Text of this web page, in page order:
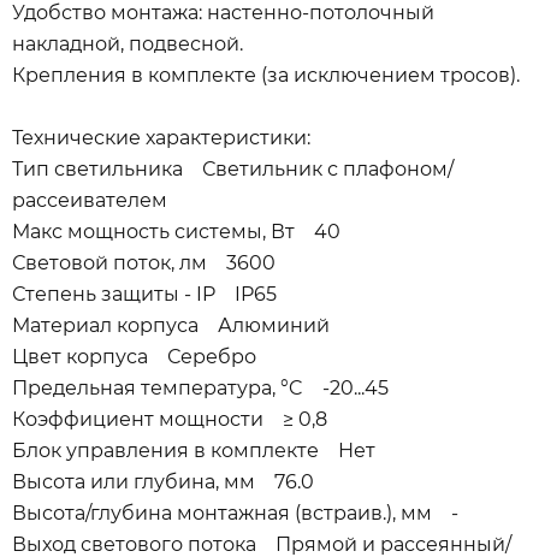
Удобство монтажа: настенно-потолочный
накладной, подвесной.
Крепления в комплекте (за исключением тросов).
Технические характеристики:
Тип светильника Светильник с плафоном/
рассеивателем
Макс мощность системы, Вт 40
Световой поток, лм 3600
Степень защиты - IP IP65
Материал корпуса Алюминий
Цвет корпуса Серебро
Предельная температура, °C -20...45
Коэффициент мощности ≥ 0,8
Блок управления в комплекте Нет
Высота или глубина, мм 76.0
Высота/глубина монтажная (встраив.), мм -
Выход светового потока Прямой и рассеянный/